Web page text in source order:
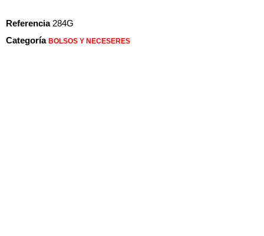
Referencia 284G
Categoría BOLSOS Y NECESERES